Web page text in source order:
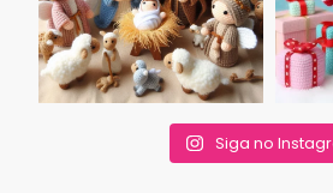
Siga no